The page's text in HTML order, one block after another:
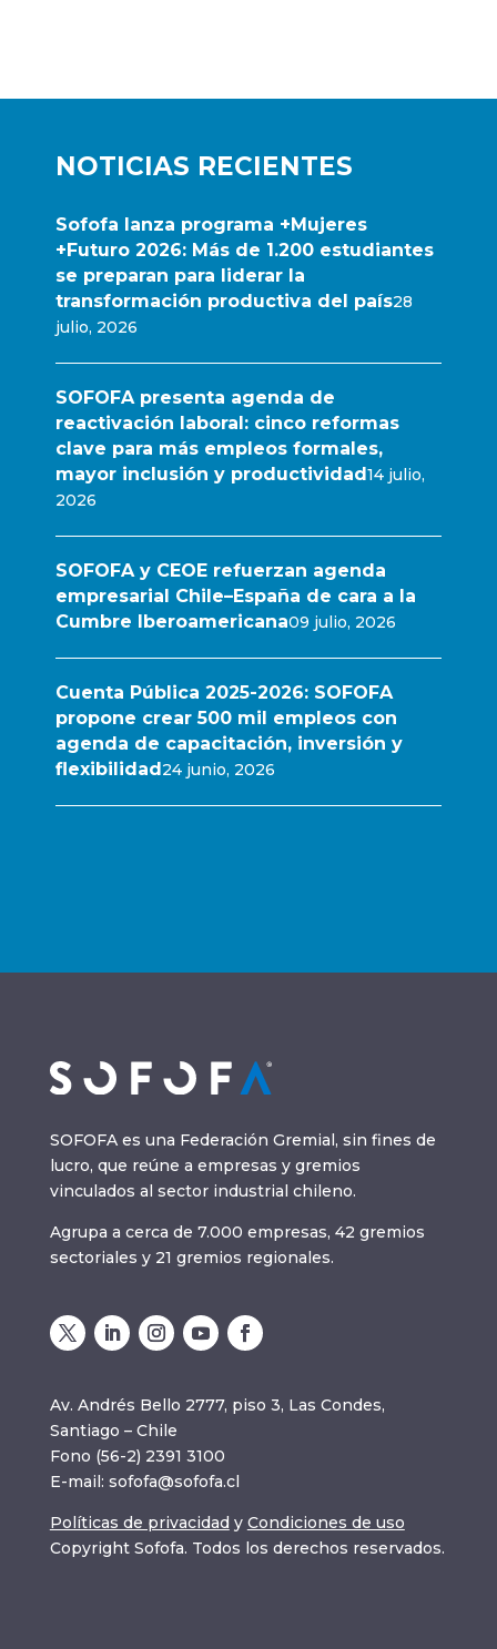
NOTICIAS RECIENTES
Sofofa lanza programa +Mujeres
+Futuro 2026: Más de 1.200 estudiantes
se preparan para liderar la
transformación productiva del país28
julio, 2026
SOFOFA presenta agenda de
reactivación laboral: cinco reformas
clave para más empleos formales,
mayor inclusión y productividad14 julio,
2026
SOFOFA y CEOE refuerzan agenda
empresarial Chile–España de cara a la
Cumbre Iberoamericana09 julio, 2026
Cuenta Pública 2025-2026: SOFOFA
propone crear 500 mil empleos con
agenda de capacitación, inversión y
flexibilidad24 junio, 2026
SOFOFA es una Federación Gremial, sin fines de
lucro, que reúne a empresas y gremios
vinculados al sector industrial chileno.
Agrupa a cerca de 7.000 empresas, 42 gremios
sectoriales y 21 gremios regionales.
Av. Andrés Bello 2777, piso 3, Las Condes,
Santiago – Chile
Fono (56-2) 2391 3100
E-mail: sofofa@sofofa.cl
Políticas de privacidad y Condiciones de uso
Copyright Sofofa. Todos los derechos reservados.